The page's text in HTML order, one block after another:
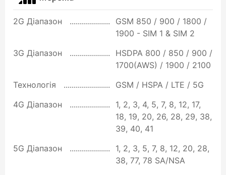
2G Діапазон
GSM 850 / 900 / 1800 /
1900 - SIM 1 & SIM 2
3G Діапазон
HSDPA 800 / 850 / 900 /
1700(AWS) / 1900 / 2100
Технологія
GSM / HSPA / LTE / 5G
4G Діапазон
1, 2, 3, 4, 5, 7, 8, 12, 17,
18, 19, 20, 26, 28, 29, 38,
39, 40, 41
5G Діапазон
1, 2, 3, 5, 7, 8, 12, 20, 28,
38, 77, 78 SA/NSA